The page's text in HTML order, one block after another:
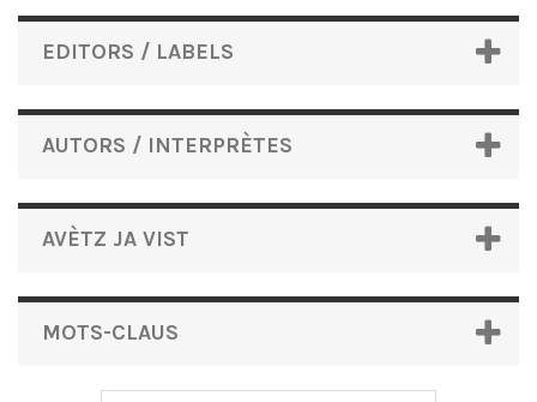
EDITORS / LABELS
AUTORS / INTERPRÈTES
AVÈTZ JA VIST
MOTS-CLAUS